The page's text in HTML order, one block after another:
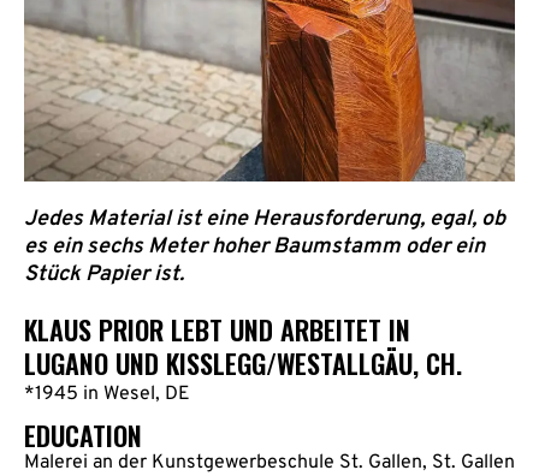
Jedes Material ist eine Herausforderung, egal, ob
es ein sechs Meter hoher Baumstamm oder ein
Stück Papier ist.
KLAUS PRIOR LEBT UND ARBEITET IN
LUGANO UND KISSLEGG/WESTALLGÄU, CH.
*1945 in Wesel, DE
EDUCATION
Malerei an der Kunstgewerbeschule St. Gallen, St. Gallen